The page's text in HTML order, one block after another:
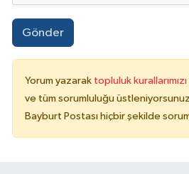
Gönder
Yorum yazarak topluluk kurallarımızı
ve tüm sorumluluğu
Bayburt Postası hiçbir şekilde